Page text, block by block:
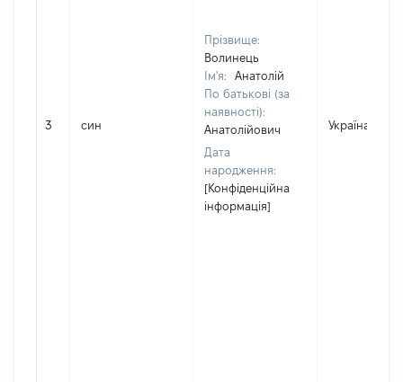
3 син
Прізвище:
Волинець
Ім'я:
Анатолій
По батькові (за
наявності):
Анатолійович
Дата
народження:
[Конфіденційна
інформація]
Україна